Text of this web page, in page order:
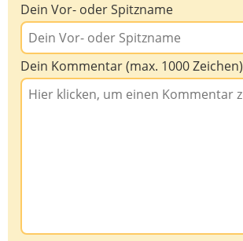
Dein Vor- oder Spitzname
Dein Kommentar (max. 1000 Zeichen)